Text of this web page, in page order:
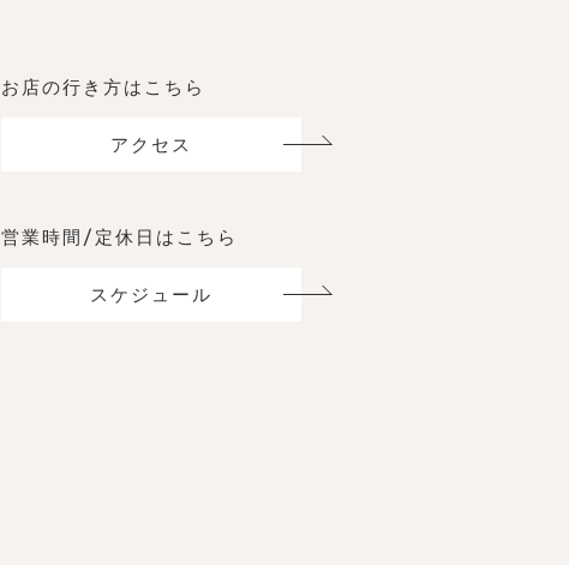
お店の行き方はこちら
アクセス
営業時間/定休日はこちら
スケジュール